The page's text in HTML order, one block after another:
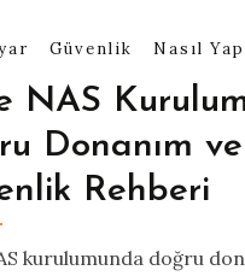
Güvenlik Nasıl
NAS
Donanım ve
Rehberi
kurulumunda doğru